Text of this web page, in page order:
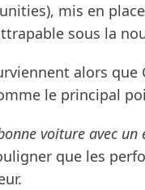
mis en
sous la
alors
le principal
voiture avec
que les